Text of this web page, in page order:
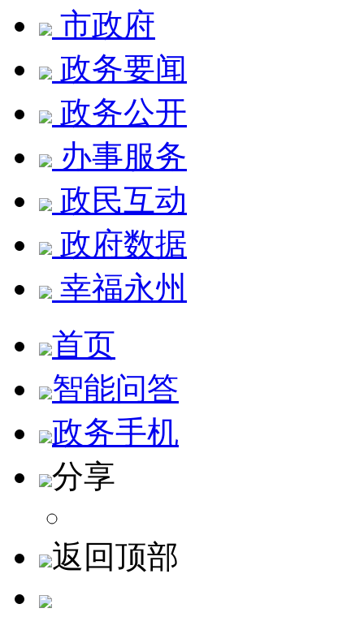
市政府
政务要闻
政务公开
办事服务
政民互动
政府数据
幸福永州
首页
智能问答
政务手机
分享
返回顶部